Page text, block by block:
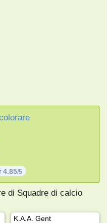
4.85/5
di Squadre di calcio
K.A.A. Gent